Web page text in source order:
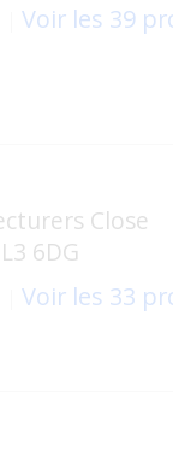
Voir les 39
Close
6DG
Voir les 33